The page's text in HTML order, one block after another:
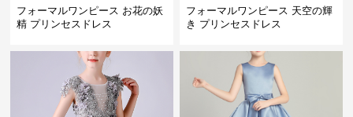
フォーマルワンピース お花の妖
精 プリンセスドレス
フォーマルワンピース 天空の輝
き プリンセスドレス